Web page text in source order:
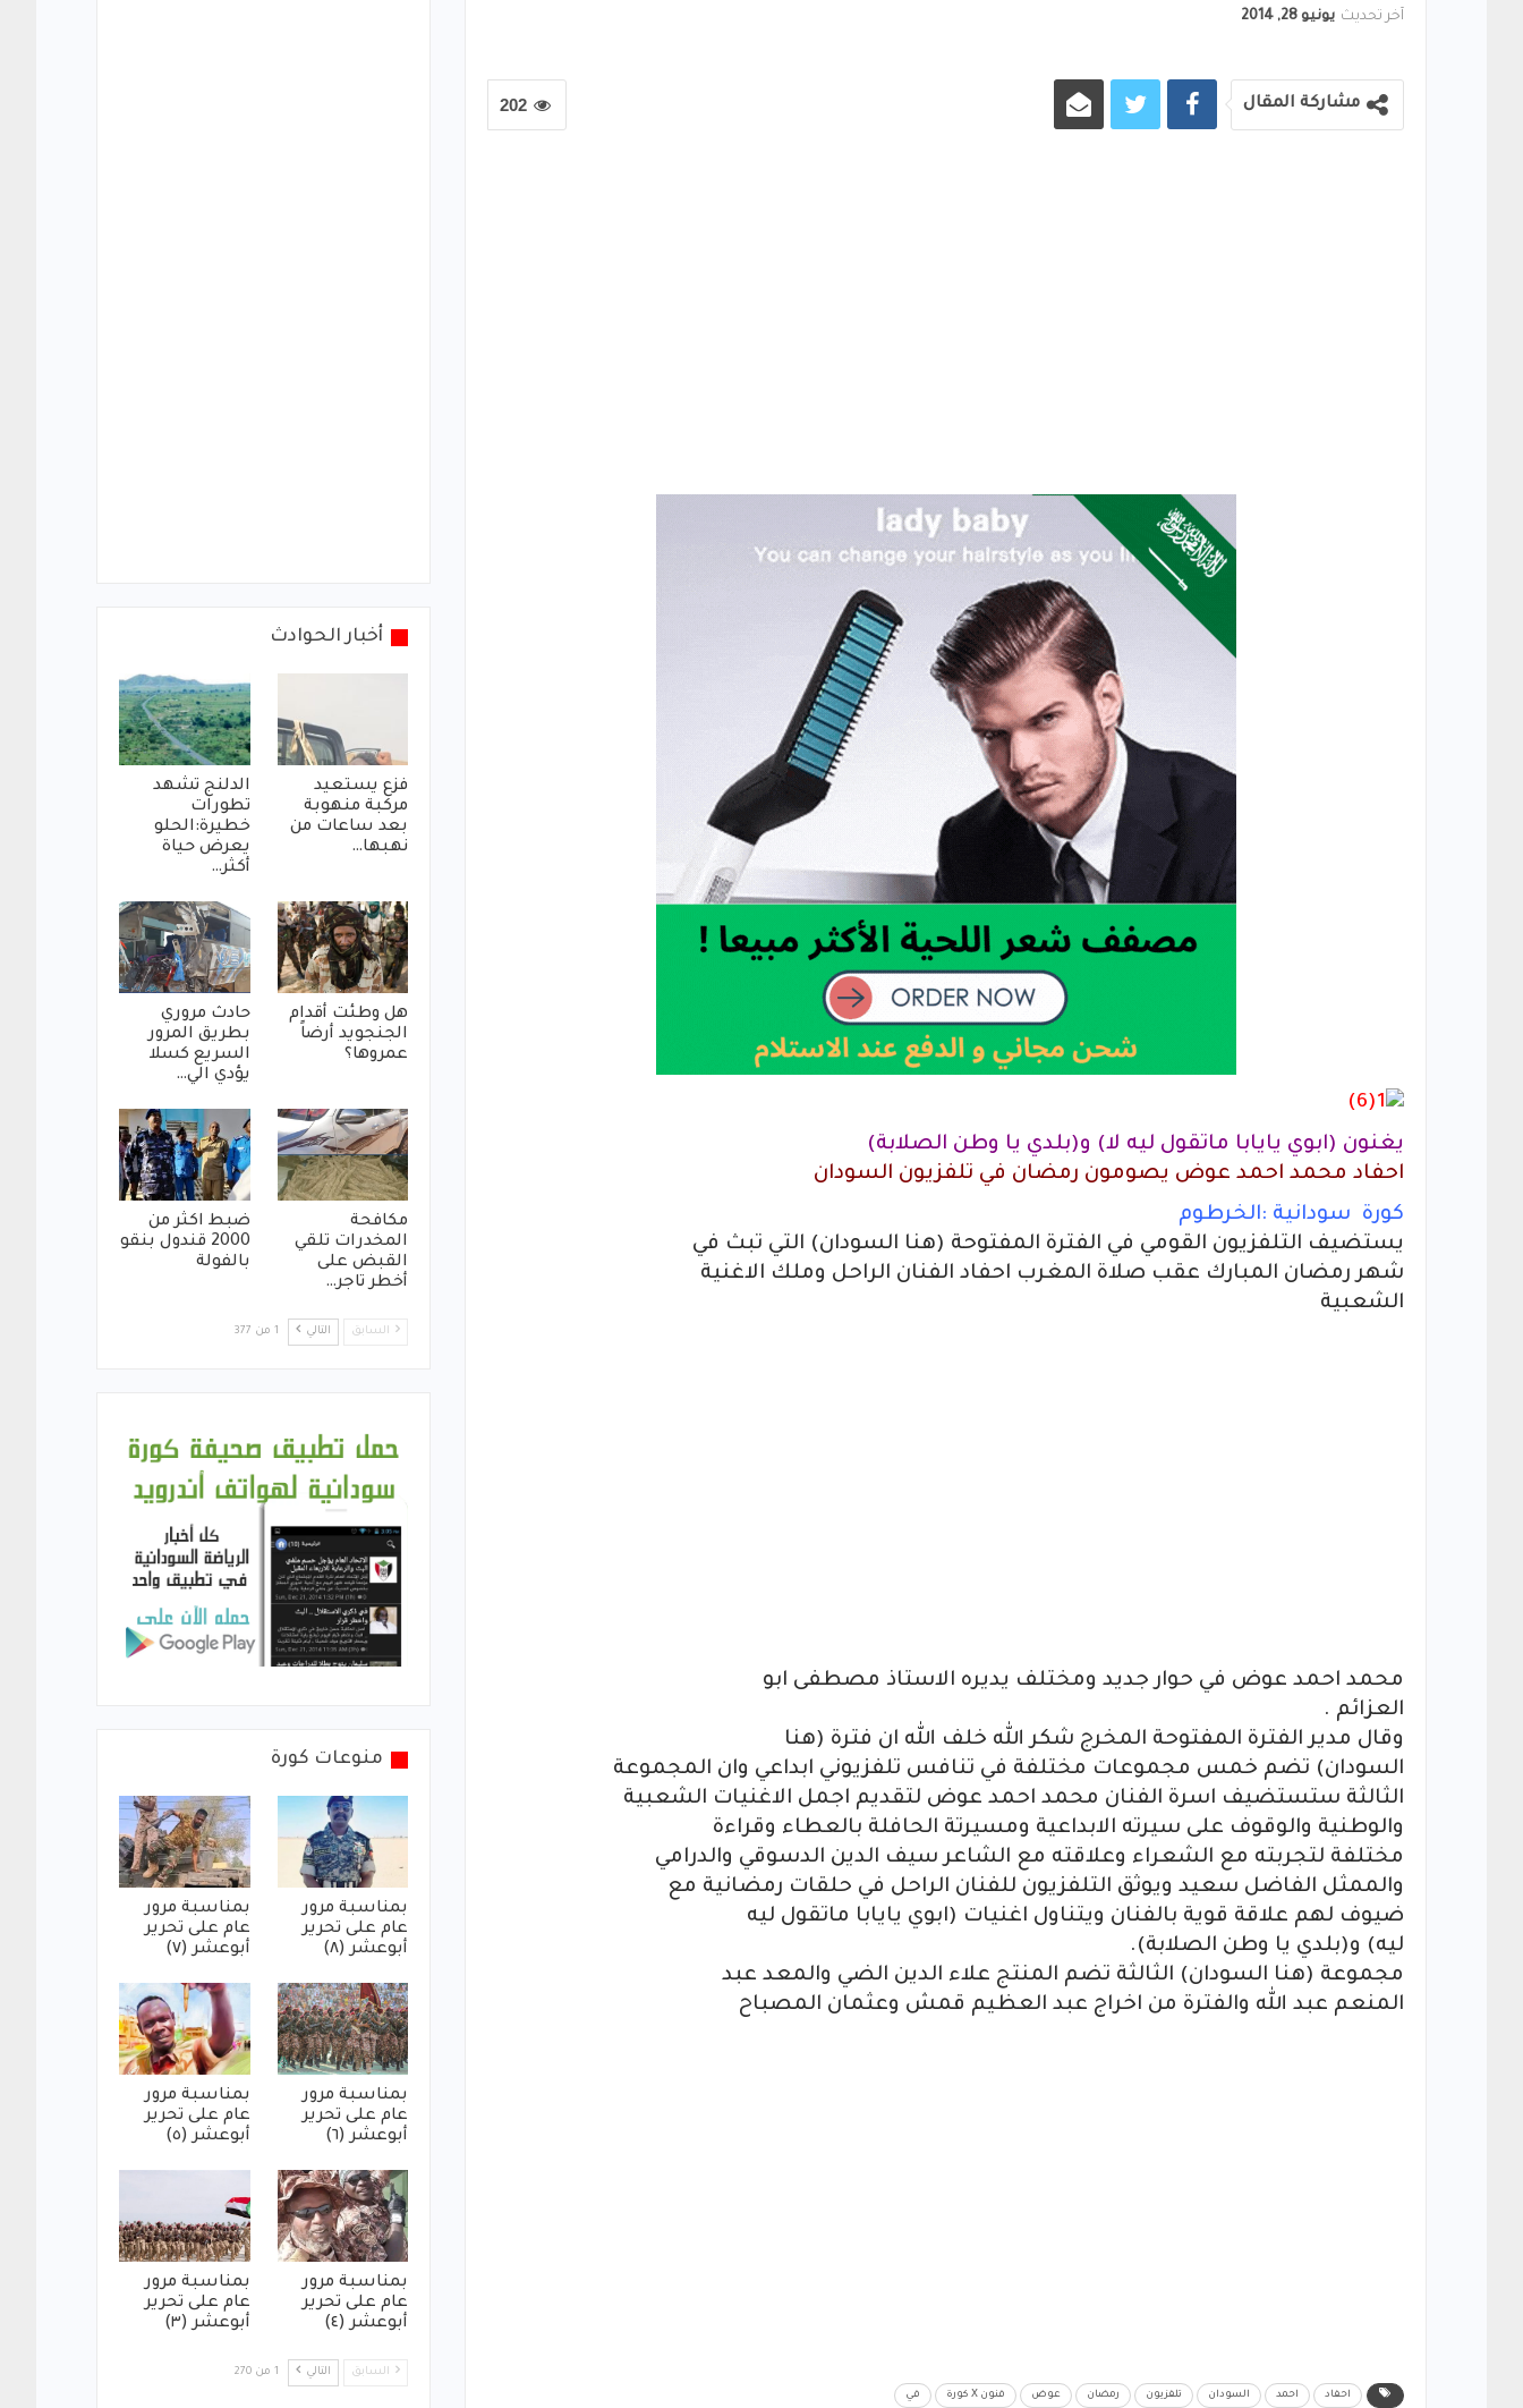
آخر تحديث يونيو 28, 2014
202 مشاركة المقال
يغنون (ابوي يايابا ماتقول ليه لا) و(بلدي يا وطن الصلابة)
احفاد محمد احمد عوض يصومون رمضان في تلفزيون السودان
كورة سودانية :الخرطوم
يستضيف التلفزيون القومي في الفترة المفتوحة (هنا السودان) التي تبث في
شهر رمضان المبارك عقب صلاة المغرب احفاد الفنان الراحل وملك الاغنية
الشعبية
محمد احمد عوض في حوار جديد ومختلف يديره الاستاذ مصطفى ابو
العزائم .
وقال مدير الفترة المفتوحة المخرج شكر الله خلف الله ان فترة (هنا
السودان) تضم خمس مجموعات مختلفة في تنافس تلفزيوني ابداعي وان المجموعة
الثالثة ستستضيف اسرة الفنان محمد احمد عوض لتقديم اجمل الاغنيات الشعبية
والوطنية والوقوف على سيرته الابداعية ومسيرتة الحافلة بالعطاء وقراءة
مختلفة لتجربته مع الشعراء وعلاقته مع الشاعر سيف الدين الدسوقي والدرامي
والممثل الفاضل سعيد ويوثق التلفزيون للفنان الراحل في حلقات رمضانية مع
ضيوف لهم علاقة قوية بالفنان ويتناول اغنيات (ابوي يايابا ماتقول ليه
ليه) و(بلدي يا وطن الصلابة).
مجموعة (هنا السودان) الثالثة تضم المنتج علاء الدين الضي والمعد عبد
المنعم عبد الله والفترة من اخراج عبد العظيم قمش وعثمان المصباح
احفاد احمد السودان تلفزيون رمضان عوض فنون X كورة في
أخبار الحوادث
فزع يستعيد
مركبة منهوبة
بعد ساعات من
نهبها…
الدلنج تشهد
تطورات
خطيرة:الحلو
يعرض حياة
أكثر…
هل وطئت أقدام
الجنجويد أرضاً
عمروها؟
حادث مروري
بطريق المرور
السريع كسلا
يؤدي الي…
مكافحة
المخدرات تلقي
القبض على
أخطر تاجر…
ضبط اكثر من
2000 قندول بنقو
بالفولة
السابق التالي 1 من 377
منوعات كورة
بمناسبة مرور
عام على تحرير
أبوعشر (٨)
بمناسبة مرور
عام على تحرير
أبوعشر (٧)
بمناسبة مرور
عام على تحرير
أبوعشر (٦)
بمناسبة مرور
عام على تحرير
أبوعشر (٥)
بمناسبة مرور
عام على تحرير
أبوعشر (٤)
بمناسبة مرور
عام على تحرير
أبوعشر (٣)
السابق التالي 1 من 270